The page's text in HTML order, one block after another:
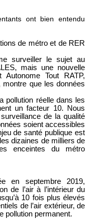
ont bien entendu
de métro et de RER
surveiller le sujet au
mais une nouvelle
Tout RATP,
que les données
pollution réelle dans les
un facteur 10. Nous
de la qualité
soient accessibles
de santé publique est
dizaines de milliers de
enceintes du métro
en septembre 2019,
de l’air à l’intérieur du
10 fois plus élevés
de l’air extérieur, de
pollution permanent.